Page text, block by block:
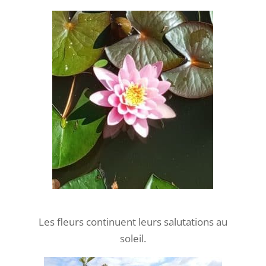
Les fleurs continuent leurs salutations au
soleil.